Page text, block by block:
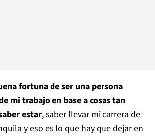
fortuna de ser una persona
mi trabajo en base a cosas tan
estar, saber llevar mi carrera de
y eso es lo que hay que dejar en